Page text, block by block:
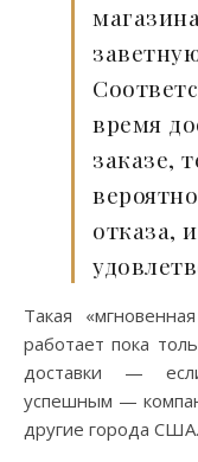
время
заказе,
отказа,
Такая
работает пока
доставки —
успешным —
другие города США.